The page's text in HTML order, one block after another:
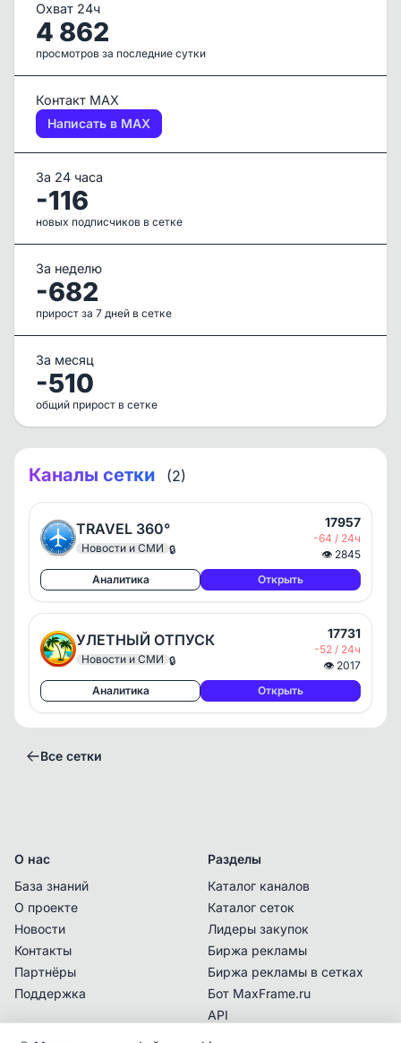
Охват 24ч
4 862
просмотров за последние сутки
Контакт MAX
Написать в MAX
За 24 часа
-116
новых подписчиков в сетке
За неделю
-682
прирост за 7 дней в сетке
За месяц
-510
общий прирост в сетке
Каналы сетки (2)
TRAVEL 360°
Новости и СМИ 🔒
17957
-64 / 24ч
👁 2845
Аналитика
Открыть
УЛЕТНЫЙ ОТПУСК
Новости и СМИ 🔒
17731
-52 / 24ч
👁 2017
Аналитика
Открыть
Все сетки
Владелец сетки с данным контактом
подтвердил последний раз право владения.
Перед покупкой рекламы убедитесь
О нас
База знаний
О проекте
Новости
Контакты
Партнёры
Поддержка
Разделы
Каталог каналов
Каталог сеток
Лидеры закупок
Биржа рекламы
Биржа рекламы в сетках
Бот MaxFrame.ru
API